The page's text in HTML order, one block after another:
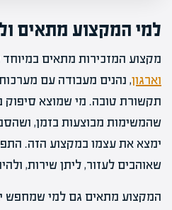
למי המקצוע מתאים
מקצוע המזכירות מתאים
וארגון, נהנים מעבודה עם
תקשורת טובה. מי שמוצא סיפוק
שהמשימות מבוצעות בזמן,
ימצא את עצמו במקצוע הזה.
שאוהבים לעזור, ליתן שירות,
המקצוע מתאים גם למי שמחפש